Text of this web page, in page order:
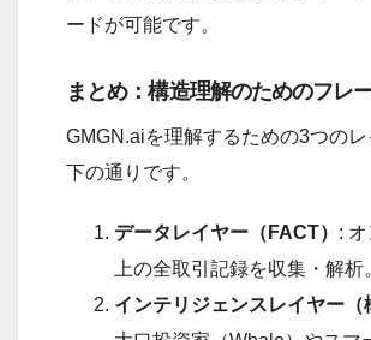
ードが可能です。
まとめ：構造理解のためのフレ
GMGN.aiを理解するための3つの
下の通りです。
データレイヤー（FACT） :
上の全取引記録を収集・解析
インテリジェンスレイヤー（